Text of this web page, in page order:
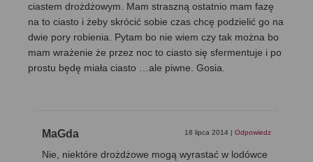
ciastem drożdżowym. Mam straszną ostatnio mam fazę
na to ciasto i żeby skrócić sobie czas chcę podzielić go na
dwie pory robienia. Pytam bo nie wiem czy tak można bo
mam wrażenie że przez noc to ciasto się sfermentuje i po
prostu będę miała ciasto …ale piwne. Gosia.
MaGda 18 lipca 2014 | Odpowiedz
Nie, niektóre drożdżowe mogą wyrastać w lodówce